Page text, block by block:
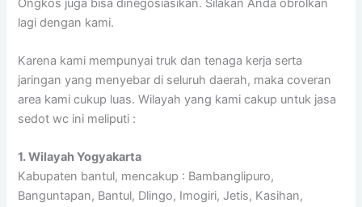
Ongkos juga bisa dinegosiasikan. Silakan Anda obrolkan
lagi dengan kami.
Karena kami mempunyai truk dan tenaga kerja serta
jaringan yang menyebar di seluruh daerah, maka coveran
area kami cukup luas. Wilayah yang kami cakup untuk jasa
sedot wc ini meliputi :
1. Wilayah Yogyakarta
Kabupaten bantul, mencakup : Bambanglipuro,
Banguntapan, Bantul, Dlingo, Imogiri, Jetis, Kasihan,